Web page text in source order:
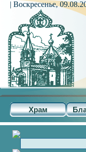
Храм
| Воскресенье,